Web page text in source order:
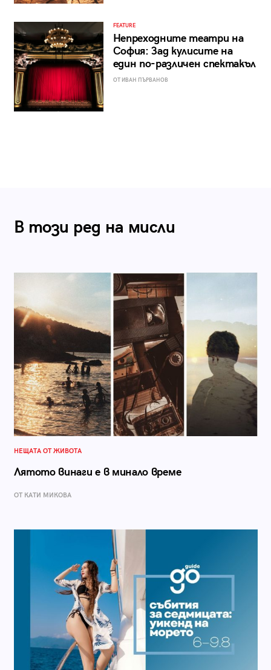
FEATURE
Непреходните театри на
София: Зад кулисите на
един по-различен спектакъл
ОТ ИВАН ПЪРВАНОВ
В този ред на мисли
НЕЩАТА ОТ ЖИВОТА
Лятото винаги е в минало време
ОТ КАТИ МИКОВА